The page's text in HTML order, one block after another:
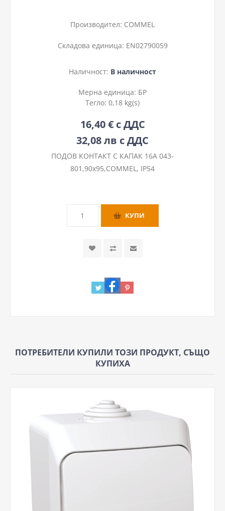
Производител: COMMEL
Складова единица: EN02790059
Наличност: В наличност
Мерна единица: БР
Тегло: 0,18 kg(s)
16,40 € с ДДС
32,08 лв с ДДС
ПОДОВ КОНТАКТ С КАПАК 16A 043-
801,90х95,COMMEL, IP54
ПОТРЕБИТЕЛИ КУПИЛИ ТОЗИ ПРОДУКТ, СЪЩО
КУПИХА